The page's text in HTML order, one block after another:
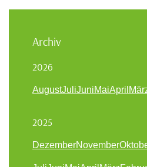
Archiv
2026
AugustJuliJuniMaiApril
2025
DezemberNovember